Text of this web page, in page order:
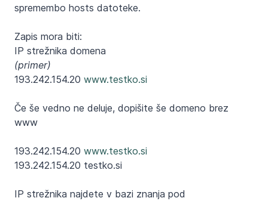
spremembo hosts datoteke.
Zapis mora biti:
IP strežnika domena
(primer)
193.242.154.20 www.testko.si
Če še vedno ne deluje, dopišite še domeno brez
www
193.242.154.20 www.testko.si
193.242.154.20 testko.si
IP strežnika najdete v bazi znanja pod